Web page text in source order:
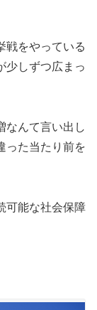
戦をやっている
少しずつ広まっ
なんて言い出し
った当たり前を
可能な社会保障